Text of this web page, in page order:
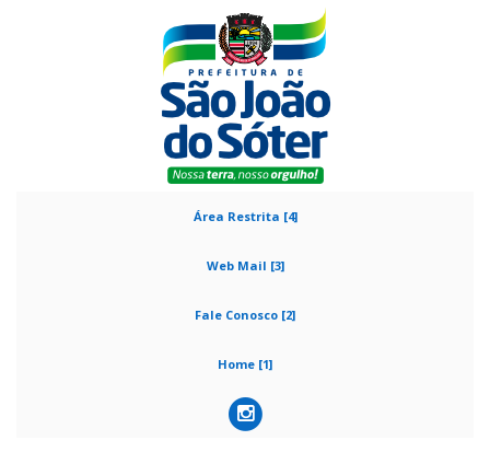
Área Restrita [4]
Web Mail [3]
Fale Conosco [2]
Home [1]